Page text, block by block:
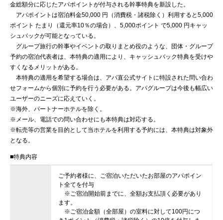
金総額分に応じたアパポイントが付与される幹事特典を新設した。
アパポイントは宿泊料金50,000 円（消費税・諸税除く）利用すると5,000
ポイント たまり（還元率10％の場合）、5,000ポイント で5,000 円キャッ
シュバックが可能となっている。
グループ旅行の幹事やイベントの取りまとめ役のような、団体・グループ
予約の宿泊代表者は、本特典の適用により、キャッシュバック特典を受けや
すくなるメリットがある。
本特典の適用を希望する場合は、アパ直公式サイトに特設された問い合わ
せフォームから個別に予約を行う必要がある。アパグループは今後も幅広い
ユーザーのニーズに応えていく。
※海外、パートナーホテルを除く。
※メール、電話での問い合わせにも本特典は対応する。
※転売等の営業を目的として当ホテルを利用する予約には、本特典は対象外
となる。
■特典内容
ご予約者様に、ご宿泊いただいたお部屋のアパポイン
ト全てを付与
※ご宿泊開始前までに、全額お支払頂く必要があり
ます。
※ご宿泊金額（全部屋）の室料に対して100円につ